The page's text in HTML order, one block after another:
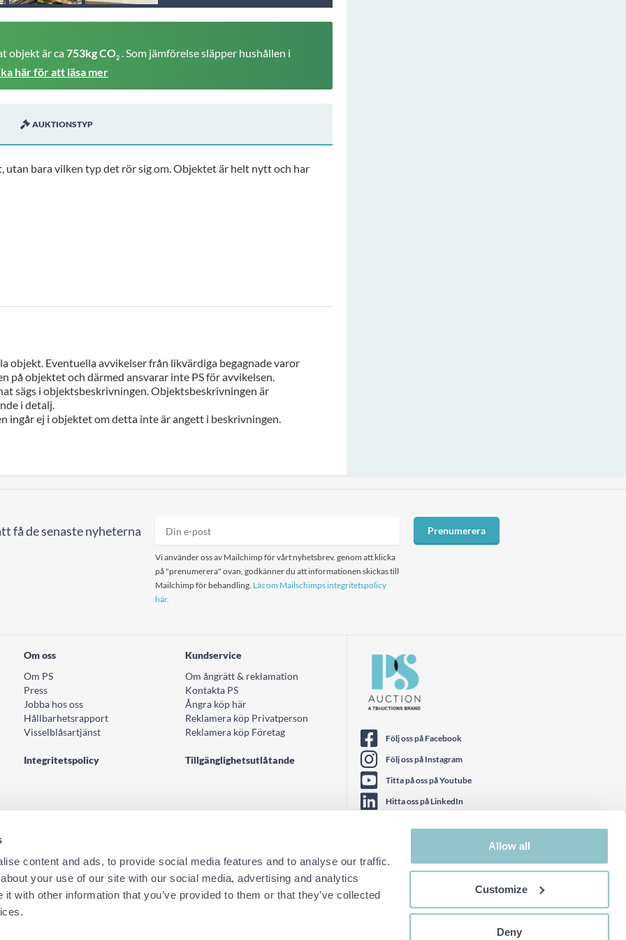
content and ads, to provide social media features and to analyse our traffic.
your use of our site with our social media, advertising and analytics
with other information that you’ve provided to them or that they’ve collected
Allow all
Customize
Deny
objekt är ca 753kg CO2 . Som jämförelse släpper hushållen i
här för att läsa mer
AUKTIONSTYP
bara vilken typ det rör sig om. Objektet är helt nytt och har
objekt. Eventuella avvikelser från likvärdiga begagnade varor
på objektet och därmed ansvarar inte PS för avvikelsen.
sägs i objektsbeskrivningen. Objektsbeskrivningen är
i detalj.
ingår ej i objektet om detta inte är angett i beskrivningen.
få de senaste nyheterna
Vi använder oss av Mailchimp för vårt nyhetsbrev. genom att klicka
på "prenumerera" ovan, godkänner du att informationen skickas till
Mailchimp för behandling. Läs om Mailschimps integritetspolicy
här.
Prenumerera
Prova nya sajten
Följ oss på Facebook
Följ oss på Instagram
Titta på oss på Youtube
Hitta oss på LinkedIn
Om oss
Om PS
Press
Jobba hos oss
Hållbarhetsrapport
Visselblåsartjänst
Kundservice
Om ångrätt & reklamation
Kontakta PS
Ångra köp här
Reklamera köp Privatperson
Reklamera köp Företag
Integritetspolicy Tillgänglighetsutlåtande
oss här